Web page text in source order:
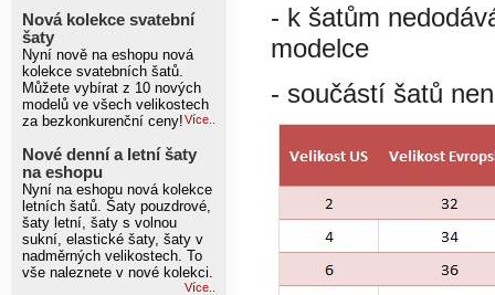
Nová kolekce svatební
šaty
Nyní nově na eshopu nová
kolekce svatebních šatů.
Můžete vybírat z 10 nových
modelů ve všech velikostech
za bezkonkurenční ceny!Více..
Nové denní a letní šaty
na eshopu
Nyní na eshopu nová kolekce
letních šatů. Šaty pouzdrové,
šaty letní, šaty s volnou
sukní, elastické šaty, šaty v
nadměrných velikostech. To
vše naleznete v nové kolekci.
Více..
- k šatům
modelce
- součástí šatů